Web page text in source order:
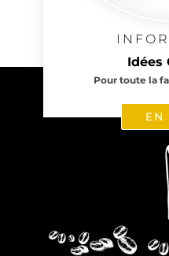
Idées
Pour toute la
EN